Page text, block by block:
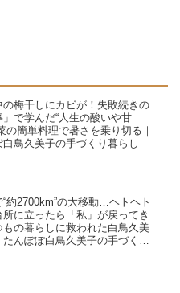
の梅干しにカビが！失敗続きの
」で学んだ“人生の酸いや甘
の簡単料理で暑さを乗り切る｜
白鳥久美子の手づくり暮らし
“約2700km”の大移動…ヘトヘト
所に立ったら「私」が戻ってき
もの暮らしに救われた白鳥久美
たんぽぽ白鳥久美子の手づくり